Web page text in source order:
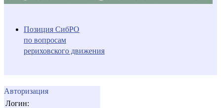
Позиция СибРО
по вопросам
рериховского движения
Авторизация
Логин: